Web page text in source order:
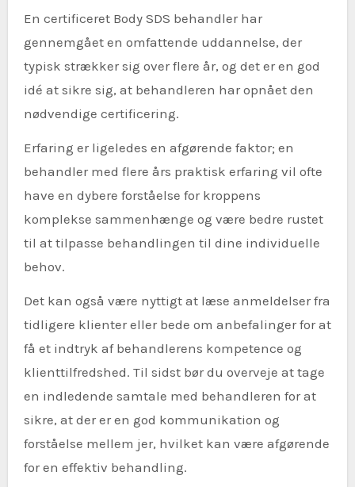
En certificeret Body SDS behandler har
gennemgået en omfattende uddannelse, der
typisk strækker sig over flere år, og det er en god
idé at sikre sig, at behandleren har opnået den
nødvendige certificering.
Erfaring er ligeledes en afgørende faktor; en
behandler med flere års praktisk erfaring vil ofte
have en dybere forståelse for kroppens
komplekse sammenhænge og være bedre rustet
til at tilpasse behandlingen til dine individuelle
behov.
Det kan også være nyttigt at læse anmeldelser fra
tidligere klienter eller bede om anbefalinger for at
få et indtryk af behandlerens kompetence og
klienttilfredshed. Til sidst bør du overveje at tage
en indledende samtale med behandleren for at
sikre, at der er en god kommunikation og
forståelse mellem jer, hvilket kan være afgørende
for en effektiv behandling.